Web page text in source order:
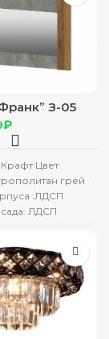
З-05
₽
Цвет
грей
:ЛДСП
ЛДСП